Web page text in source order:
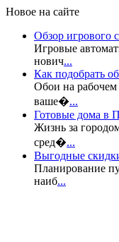
Новое на сайте
Обзор игрового
Игровые
нович...
Как подобрать
Обои на рабочем
ваше�...
Готовые дома в
Жизнь за
сред�...
Выгодные
Планирование
наиб...